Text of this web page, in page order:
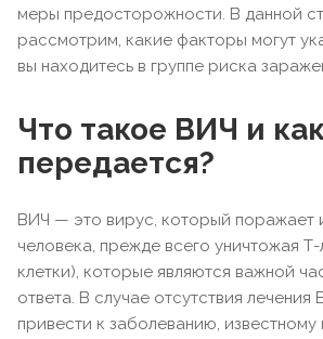
меры предосторожности. В данной
рассмотрим, какие факторы могут
вы находитесь в группе риска
Что такое ВИЧ и
передается?
ВИЧ — это вирус, который поражает
человека, прежде всего уничтожая
клетки), которые являются важной
ответа. В случае отсутствия
привести к заболеванию,